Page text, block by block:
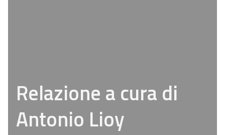
Relazione a cura di
Antonio Lioy